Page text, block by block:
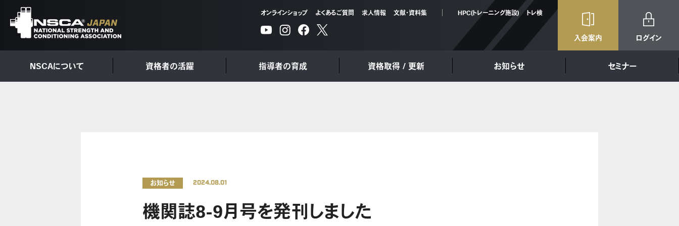
オンラインショップ よくあるご質問 求人情報 文献・資料集 HPC(トレーニング施設) トレ検
入会案内 ログイン
NSCAについて 資格者の活躍 指導者の育成 資格取得 / 更新 お知らせ セミナー
お知らせ 2024.08.01
機関誌8-9月号を発刊しました